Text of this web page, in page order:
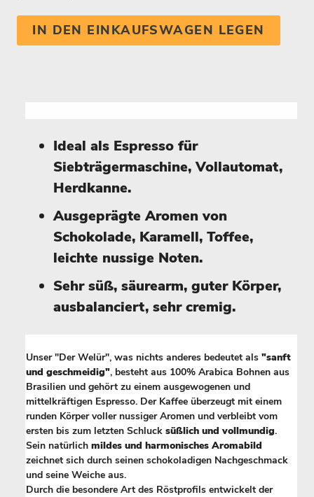
IN DEN EINKAUFSWAGEN LEGEN
Ideal als Espresso für
Siebträgermaschine, Vollautomat,
Herdkanne.
Ausgeprägte Aromen von
Schokolade, Karamell, Toffee,
leichte nussige Noten.
Sehr süß, säurearm, guter Körper,
ausbalanciert, sehr cremig.
Unser "Der Welür", was nichts anderes bedeutet als "sanft
und geschmeidig", besteht aus 100% Arabica Bohnen aus
Brasilien und gehört zu einem ausgewogenen und
mittelkräftigen Espresso. Der Kaffee überzeugt mit einem
runden Körper voller nussiger Aromen und verbleibt vom
ersten bis zum letzten Schluck süßlich und vollmundig.
Sein natürlich mildes und harmonisches Aromabild
zeichnet sich durch seinen schokoladigen Nachgeschmack
und seine Weiche aus.
Durch die besondere Art des Röstprofils entwickelt der